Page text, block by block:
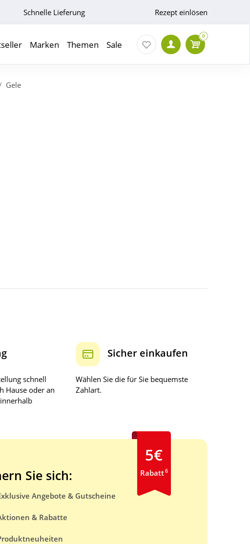
Schnelle Lieferung Rezept einlösen
Marken Themen Sale
0
Gele
schnell
Hause oder an
Sicher einkaufen
Wählen Sie die für Sie bequemste
Zahlart.
Sie sich:
Angebote & Gutscheine
& Rabatte
5€
Rabatt6